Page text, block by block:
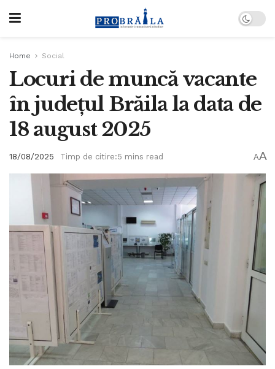
Home Social
Locuri de muncă vacante
în județul Brăila la data de
18 august 2025
18/08/2025 Timp de citire:5 mins read AA